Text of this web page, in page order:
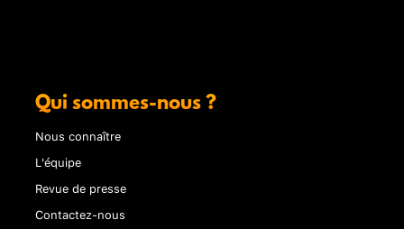
Qui sommes-nous ?
Nous connaître
L'équipe
Revue de presse
Contactez-nous